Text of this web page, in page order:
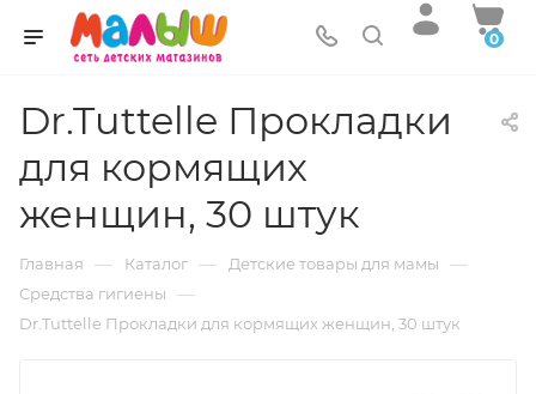
0
Dr.Tuttelle Прокладки
для кормящих
женщин, 30 штук
Главная — Каталог — Детские товары для мамы —
Средства гигиены —
Dr.Tuttelle Прокладки для кормящих женщин, 30 штук